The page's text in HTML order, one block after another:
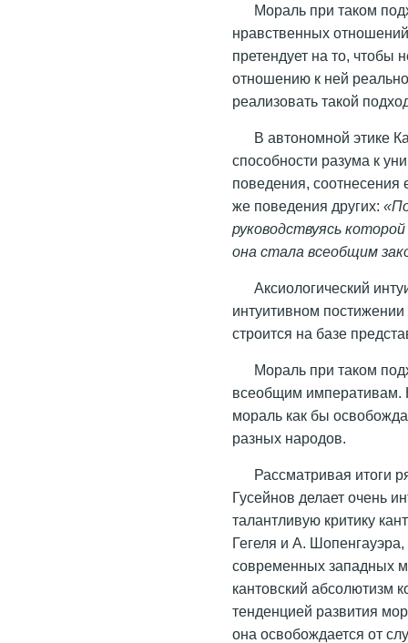
Мораль при таком
нравственных
претендует на то, чтобы
отношению к ней
реализовать такой
В автономной этике
способности разума к
поведения, соотнесения
же поведения других:
руководствуясь
она стала всеобщим
Аксиологический
интуитивном
строится на базе
Мораль при таком
всеобщим императивам.
мораль как бы
разных народов.
Рассматривая итоги
Гусейнов делает очень
талантливую критику
Гегеля и А.
современных западных
кантовский абсолютизм
тенденцией развития
она освобождается от